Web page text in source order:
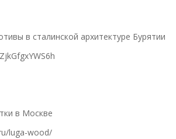
в сталинской архитектуре Бурятии
в Москве
luga-wood/